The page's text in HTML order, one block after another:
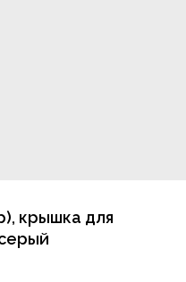
крышка для